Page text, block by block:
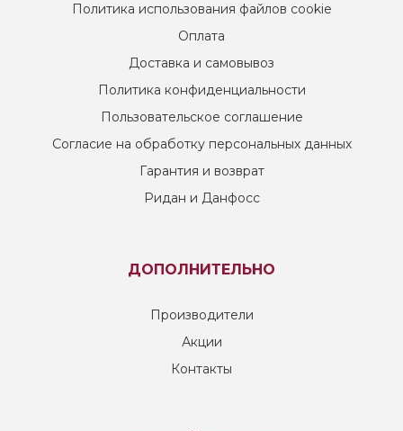
Политика использования файлов cookie
Оплата
Доставка и самовывоз
Политика конфиденциальности
Пользовательское соглашение
Согласие на обработку персональных данных
Гарантия и возврат
Ридан и Данфосс
ДОПОЛНИТЕЛЬНО
Производители
Акции
Контакты